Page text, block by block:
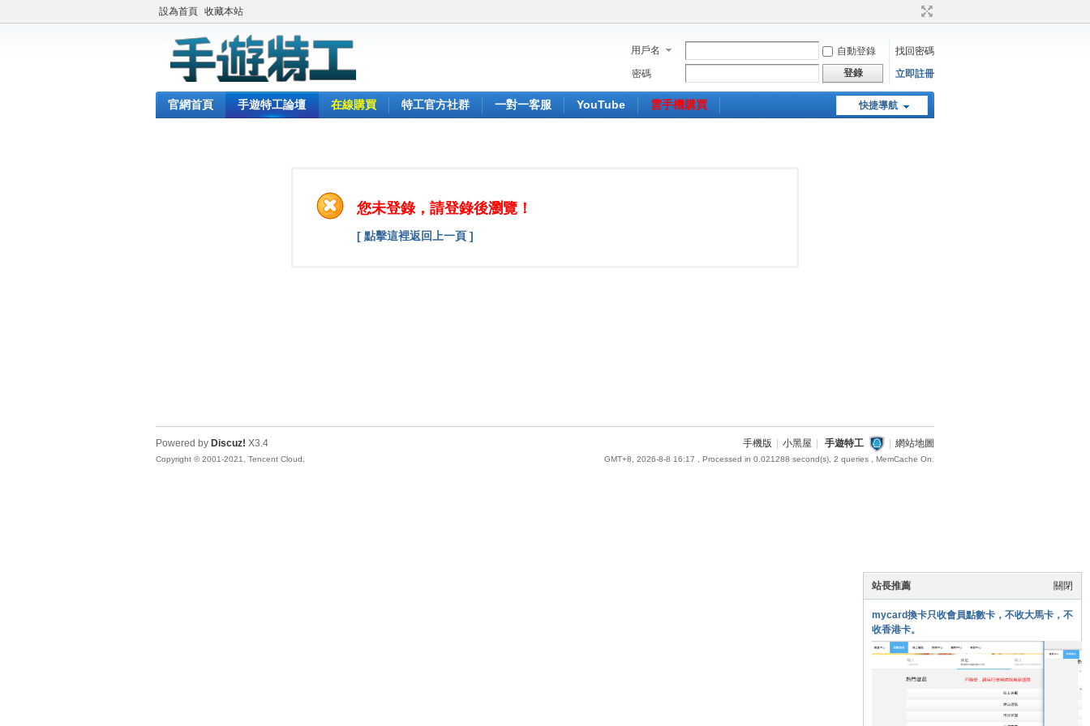
設為首頁 收藏本站
用戶名 自動登錄
找回密碼
密碼
登錄 立即註冊
快捷導航
官網首頁 手遊特工論壇 在線購買 特工官方社群 一對一客服 YouTube
雲手機購買
您未登錄，請登錄後瀏覽！
[ 點擊這裡返回上一頁 ]
關閉
站長推薦
mycard換卡只收會員點數卡，不收大馬卡，不
收香港卡。
手機版 小黑屋 手遊特工 網站地圖
GMT+8, 2026-8-8 16:17 , Processed in 0.021288 second(s), 2 queries , MemCache On.
Powered by Discuz! X3.4
Copyright © 2001-2021, Tencent Cloud.